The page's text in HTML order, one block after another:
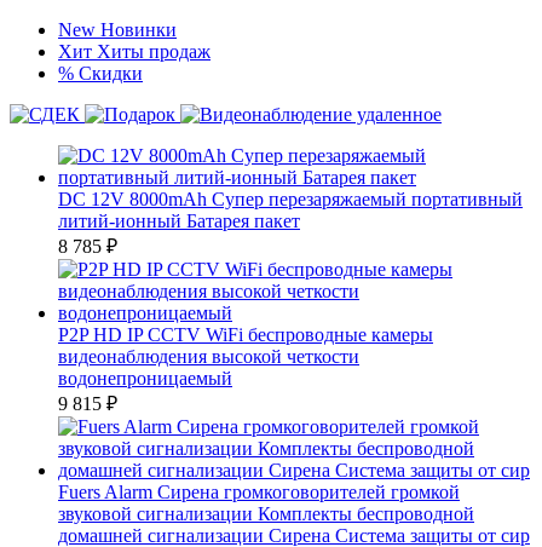
New Новинки
Хит Хиты продаж
% Скидки
DC 12V 8000mAh Супер перезаряжаемый портативный
литий-ионный Батарея пакет
8 785 ₽
P2P HD IP CCTV WiFi беспроводные камеры
видеонаблюдения высокой четкости
водонепроницаемый
9 815 ₽
Fuers Alarm Сирена громкоговорителей громкой
звуковой сигнализации Комплекты беспроводной
домашней сигнализации Сирена Система защиты от сир